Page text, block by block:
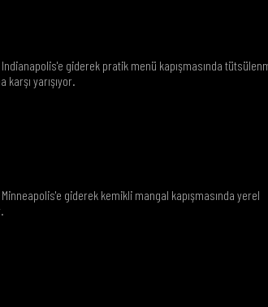
giderek pratik menü kapışmasında
yarışıyor.
giderek kemikli mangal kapışmasında yerel